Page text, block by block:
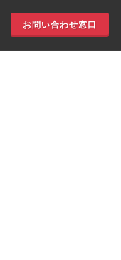
お問い合わせ窓口